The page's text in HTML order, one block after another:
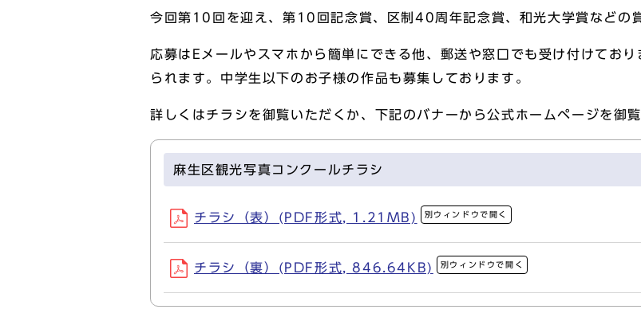
今回第10回を迎え、第10回記念賞、区制40周年記念賞、和光大学賞などの
応募はEメールやスマホから簡単にできる他、郵送や窓口でも受け付けてお
られます。中学生以下のお子様の作品も募集しております。
詳しくはチラシを御覧いただくか、下記のバナーから公式ホームページを御覧
麻生区観光写真コンクールチラシ
チラシ（表）(PDF形式, 1.21MB) 別ウィンドウで開く
チラシ（裏）(PDF形式, 846.64KB) 別ウィンドウで開く